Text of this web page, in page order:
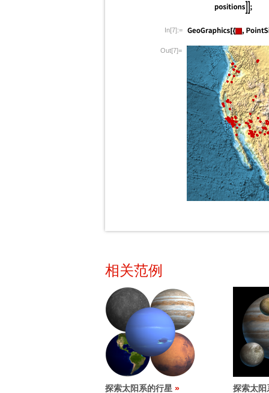
In[7]:=
Out[7]=
相关范例
探索太阳系的行星 探索太阳